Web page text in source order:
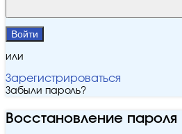
Войти
или
Зарегистрироваться
Забыли пароль?
Восстановление пароля